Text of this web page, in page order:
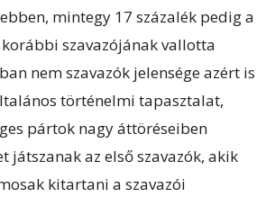
mintegy 17 százalék pedig a
szavazójának vallotta
nem szavazók jelensége azért is
történelmi tapasztalat,
pártok nagy áttöréseiben
játszanak az első szavazók, akik
kitartani a szavazói